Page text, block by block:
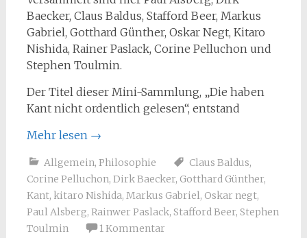
Baecker, Claus Baldus, Stafford Beer, Markus
Gabriel, Gotthard Günther, Oskar Negt, Kitaro
Nishida, Rainer Paslack, Corine Pelluchon und
Stephen Toulmin.
Der Titel dieser Mini-Sammlung, „Die haben
Kant nicht ordentlich gelesen“, entstand
Mehr lesen →
Allgemein, Philosophie Claus Baldus,
Corine Pelluchon, Dirk Baecker, Gotthard Günther,
Kant, kitaro Nishida, Markus Gabriel, Oskar negt,
Paul Alsberg, Rainwer Paslack, Stafford Beer, Stephen
Toulmin
1 Kommentar